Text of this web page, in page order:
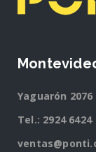
Yaguarón
Tel.: 2924 6424